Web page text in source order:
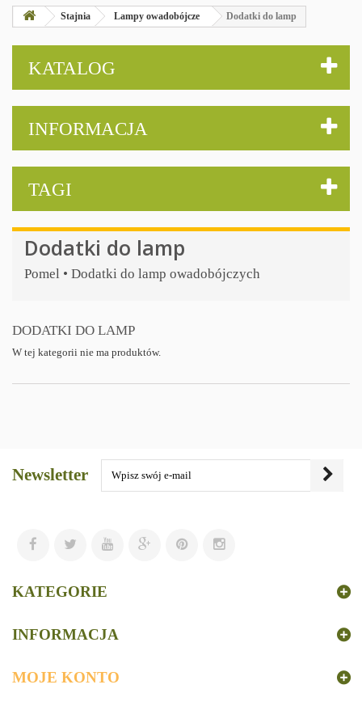
Stajnia Lampy owadobójcze Dodatki do lamp
KATALOG
INFORMACJA
TAGI
Dodatki do lamp
Pomel • Dodatki do lamp owadobójczych
DODATKI DO LAMP
W tej kategorii nie ma produktów.
Newsletter
KATEGORIE
INFORMACJA
MOJE KONTO